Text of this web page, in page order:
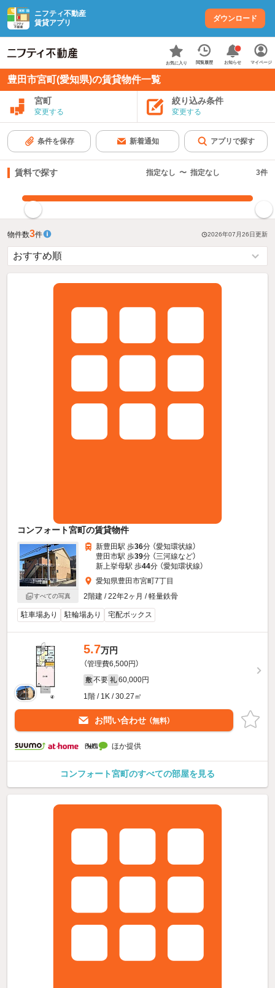
ニフティ不動産
賃貸アプリ
ダウンロード
お気に入り 閲覧履歴 お知らせ マイページ
豊田市宮町(愛知県)の賃貸物件一覧
宮町
変更する
絞り込み条件
変更する
条件を保存 新着通知 アプリで探す
賃料で探す 指定なし 〜 指定なし 3件
物件数3件 2026年07月26日更新
コンフォート宮町の賃貸物件
すべての写真
新豊田駅 歩36分 （愛知環状線）
豊田市駅 歩39分 （三河線など）
新上挙母駅 歩44分 （愛知環状線）
愛知県豊田市宮町7丁目
2階建 / 22年2ヶ月 / 軽量鉄骨
駐車場あり 駐輪場あり 宅配ボックス
5.7万円
（管理費6,500円）
敷 不要 礼 60,000円
1階 / 1K / 30.27㎡
お問い合わせ （無料）
ほか提供
コンフォート宮町のすべての部屋を見る